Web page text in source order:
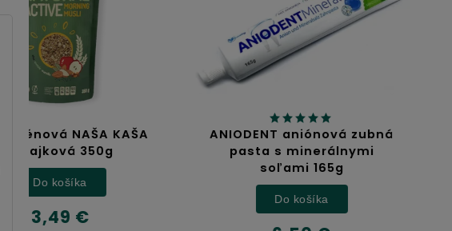
ANIODENT aniónová zubná
pasta s minerálnymi
Jablčný ocot